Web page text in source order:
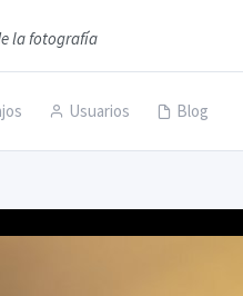
la fotografía
Usuarios Blog